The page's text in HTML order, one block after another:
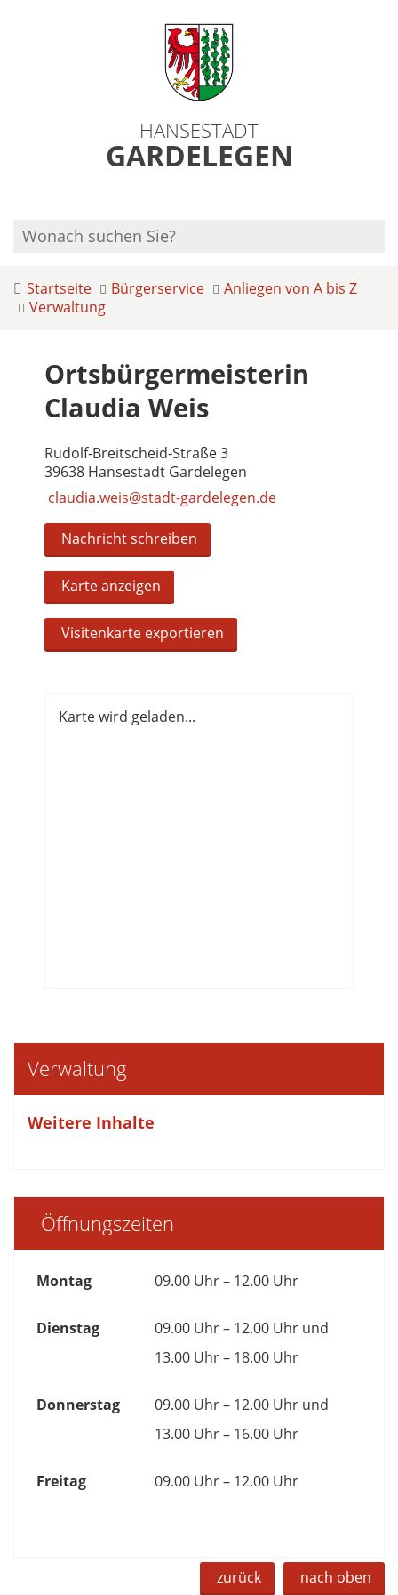
HANSESTADT
GARDELEGEN
Startseite Bürgerservice
Anliegen von A bis Z
Verwaltung
Ortsbürgermeisterin
Claudia Weis
Rudolf-Breitscheid-Straße 3
39638 Hansestadt Gardelegen
claudia.weis@stadt-gardelegen.de
Nachricht schreiben
Karte anzeigen
Visitenkarte exportieren
Karte wird geladen...
Verwaltung
Weitere Inhalte
Öffnungszeiten
Montag 09.00 Uhr – 12.00 Uhr
Dienstag
09.00 Uhr – 12.00 Uhr und
13.00 Uhr – 18.00 Uhr
Donnerstag
09.00 Uhr – 12.00 Uhr und
13.00 Uhr – 16.00 Uhr
Freitag 09.00 Uhr – 12.00 Uhr
zurück nach oben